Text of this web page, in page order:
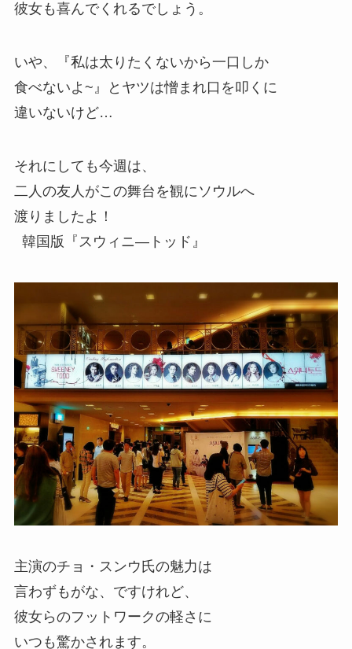
彼女も喜んでくれるでしょう。
いや、『私は太りたくないから一口しか
食べないよ~』とヤツは憎まれ口を叩くに
違いないけど…
それにしても今週は、
二人の友人がこの舞台を観にソウルへ
渡りましたよ！
韓国版『スウィニ―トッド』
主演のチョ・スンウ氏の魅力は
言わずもがな、ですけれど、
彼女らのフットワークの軽さに
いつも驚かされます。